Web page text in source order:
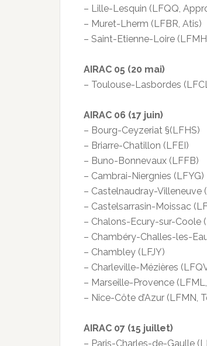
– Lille-Lesquin (LFQQ,
– Muret-Lherm (LFBR, Atis)
– Saint-Etienne-Loire
AIRAC 05 (20 mai)
– Toulouse-Lasbordes
AIRAC 06 (17 juin)
– Bourg-Ceyzeriat §(LFHS)
– Briarre-Chatillon (LFEI)
– Buno-Bonnevaux (LFFB)
– Cambrai-Niergnies (LFYG)
– Castelnaudray-Villeneuve
– Castelsarrasin-Moissac
– Chalons-Ecury-sur-Coole
– Chambéry-Challes-les-
– Chambley (LFJY)
– Charleville-Mézières
– Marseille-Provence
– Nice-Côte d’Azur (LFMN,
AIRAC 07 (15 juillet)
– Paris-Charles-de-Gaulle